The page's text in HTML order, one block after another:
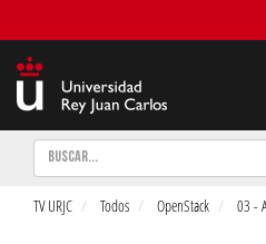
Buscar
TV URJC Todos OpenStack 03 -